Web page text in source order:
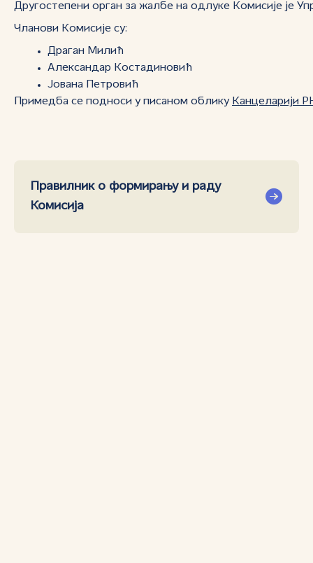
Другостепени орган за жалбе на одлуке Комисије је
Чланови Комисије су:
Драган Милић
Александар Костадиновић
Јована Петровић
Примедба се подноси у писаном облику Канцеларији
Правилник о формирању и раду
Комисија